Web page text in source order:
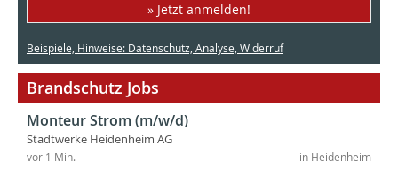
» Jetzt anmelden!
Beispiele, Hinweise: Datenschutz, Analyse, Widerruf
Brandschutz Jobs
Monteur Strom (m/w/d)
Stadtwerke Heidenheim AG
in Heidenheim
vor 1 Min.